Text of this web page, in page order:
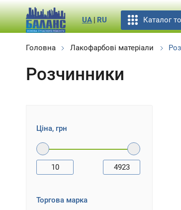
RU
|
UA Каталог
Головна Лакофарбові матеріали
Розчинники
Ціна, грн
10 4923
Торгова марка